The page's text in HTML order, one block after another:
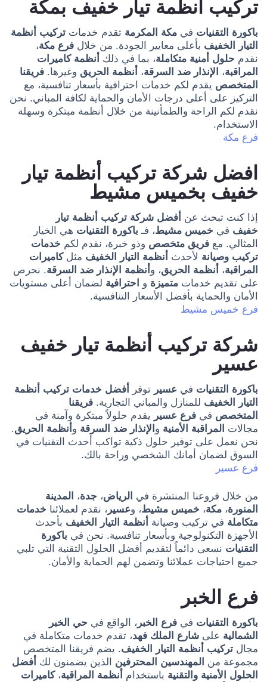
تركيب أنظمة تيار خفيف بمكة
باكورة التقنيات في مكة المكرمة تقدم خدمات تركيب أنظمة
التيار الخفيف بأعلى معايير الجودة. من خلال فرع مكة،
نقدم حلول أمنية متكاملة، بما في ذلك
أنظمة كاميرات
المراقبة، الإنذار ضد السرقة، أنظمة الحريق وغيرها. فريقنا
المتخصص يقدم لكم خدمات احترافية بأسعار تنافسية، مع
التركيز على أعلى درجات الأمان والحماية لكافة المباني. نحن
نقدم لكم الراحة والطمأنينة من خلال أنظمة مبتكرة وسهلة
الاستخدام.
فرع مكة
افضل شركة تركيب أنظمة تيار
خفيف بخميس مشيط
إذا كنت تبحث عن أفضل شركة تركيب أنظمة تيار
خفيف في خميس مشيط، فـ باكورة التقنيات هي الخيار
المثالي. مع فريق متخصص وذو خبرة، نقدم لكم خدمات
تركيب وصيانة لأحدث أنظمة التيار الخفيف مثلكاميرات
المراقبة، أنظمة الحريق، و أنظمة الإنذار ضد السرقة. نحرص
على تقديم خدمات متميزة و احترافية لضمان أعلى مستويات
الأمان والحماية بأفضل الأسعار التنافسية.
فرع خميس مشيط
شركة تركيب أنظمة تيار خفيف
عسير
باكورة التقنيات في عسير توفر
أفضل خدمات تركيب أنظمة
التيار الخفيف للمنازل والمباني التجارية. فريقنا
المتخصص في فرع عسير يقدم حلولاً مبتكرة وآمنة في
مجالات المراقبة الأمنية و الإنذار ضد السرقة و أنظمة الحريق.
نحن نعمل على توفير حلول ذكية تواكب أحدث التقنيات في
السوق لضمان أمانك الشخصي وراحة بالك.
فرع عسير
من خلال فروعنا المنتشرة في الرياض، جدة، المدينة
المنورة، مكة، خميس مشيط، وعسير ، نقدم لعملائنا خدمات
متكاملة في تركيب وصيانة أنظمة التيار الخفيف بأحدث
الأجهزة التكنولوجية وبأسعار تنافسية. نحن في باكورة
التقنيات نسعى دائماً لتقديم أفضل الحلول التقنية التي تلبي
جميع احتياجات عملائنا وتضمن لهم الحماية والأمان.
فرع الخبر
باكورة التقنيات في فرع الخبر ، الواقع في حي الخبر
الشمالية على شارع الملك فهد، تقدم خدمات متكاملة في
مجال تركيب أنظمة التيار الخفيف. يضم فريقنا المتخصص
مجموعة من المهندسين المحترفين الذين يضمنون لك أفضل
الحلول الأمنية والتقنية باستخدام أنظمة المراقبة،كاميرات